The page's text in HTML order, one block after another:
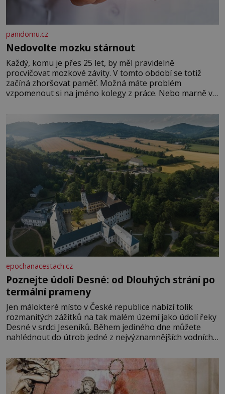
panidomu.cz
Nedovolte mozku stárnout
Každý, komu je přes 25 let, by měl pravidelně
procvičovat mozkové závity. V tomto období se totiž
začíná zhoršovat paměť. Možná máte problém
vzpomenout si na jméno kolegy z práce. Nebo marně v
Je to opravdu tak, s věkem jako kdyby se paměť
rozhodla stávkovat. Cvičte
epochanacestach.cz
Poznejte údolí Desné: od Dlouhých strání po
termální prameny
Jen málokteré místo v České republice nabízí tolik
rozmanitých zážitků na tak malém území jako údolí řeky
Desné v srdci Jeseníků. Během jediného dne můžete
nahlédnout do útrob jedné z nejvýznamnějších vodních
se na koloběžce a den zakončit poznáváním památek ve
Velkých Losinách nebo v termálním